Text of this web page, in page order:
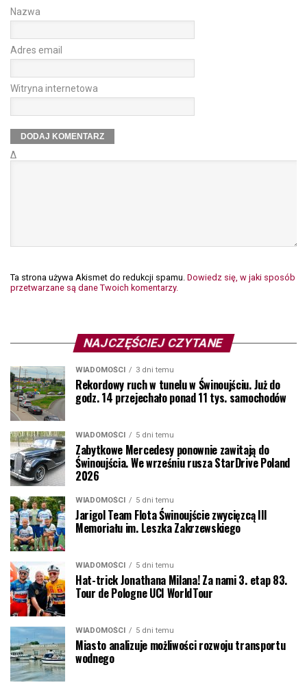
Nazwa
Adres email
Witryna internetowa
Δ
Ta strona używa Akismet do redukcji spamu. Dowiedz się, w jaki sposób
przetwarzane są dane Twoich komentarzy.
NAJCZĘŚCIEJ CZYTANE
WIADOMOŚCI 3 dni temu
Rekordowy ruch w tunelu w Świnoujściu. Już do
godz. 14 przejechało ponad 11 tys. samochodów
WIADOMOŚCI 5 dni temu
Zabytkowe Mercedesy ponownie zawitają do
Świnoujścia. We wrześniu rusza StarDrive Poland
2026
WIADOMOŚCI 5 dni temu
Jarigol Team Flota Świnoujście zwycięzcą III
Memoriału im. Leszka Zakrzewskiego
WIADOMOŚCI 5 dni temu
Hat-trick Jonathana Milana! Za nami 3. etap 83.
Tour de Pologne UCI WorldTour
WIADOMOŚCI 5 dni temu
Miasto analizuje możliwości rozwoju transportu
wodnego